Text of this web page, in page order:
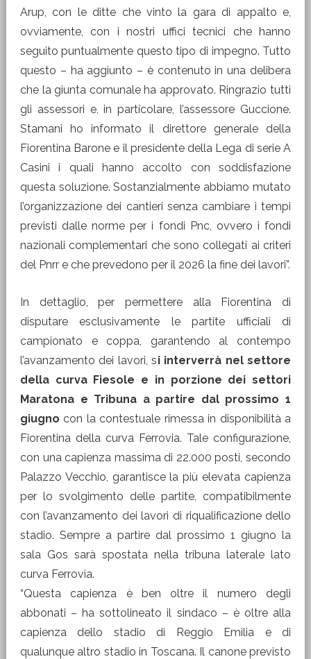
Arup, con le ditte che vinto la gara di appalto e,
ovviamente, con i nostri uffici tecnici che hanno
seguito puntualmente questo tipo di impegno. Tutto
questo – ha aggiunto – è contenuto in una delibera
che la giunta comunale ha approvato. Ringrazio tutti
gli assessori e, in particolare, l’assessore Guccione.
Stamani ho informato il direttore generale della
Fiorentina Barone e il presidente della Lega di serie A
Casini i quali hanno accolto con soddisfazione
questa soluzione. Sostanzialmente abbiamo mutato
l’organizzazione dei cantieri senza cambiare i tempi
previsti dalle norme per i fondi Pnc, ovvero i fondi
nazionali complementari che sono collegati ai criteri
del Pnrr e che prevedono per il 2026 la fine dei lavori”.
In dettaglio, per permettere alla Fiorentina di
disputare esclusivamente le partite ufficiali di
campionato e coppa, garantendo al contempo
l’avanzamento dei lavori, si interverrà nel settore
della curva Fiesole e in porzione dei settori
Maratona e Tribuna a partire dal prossimo 1
giugno con la contestuale rimessa in disponibilità a
Fiorentina della curva Ferrovia. Tale configurazione,
con una capienza massima di 22.000 posti, secondo
Palazzo Vecchio, garantisce la più elevata capienza
per lo svolgimento delle partite, compatibilmente
con l’avanzamento dei lavori di riqualificazione dello
stadio. Sempre a partire dal prossimo 1 giugno la
sala Gos sarà spostata nella tribuna laterale lato
curva Ferrovia.
“Questa capienza è ben oltre il numero degli
abbonati – ha sottolineato il sindaco – è oltre alla
capienza dello stadio di Reggio Emilia e di
qualunque altro stadio in Toscana. Il canone previsto